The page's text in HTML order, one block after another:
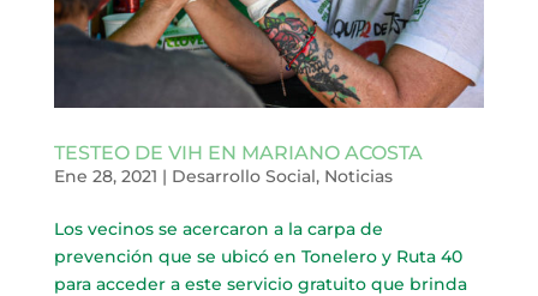
TESTEO DE VIH EN MARIANO ACOSTA
Ene 28, 2021 | Desarrollo Social, Noticias
Los vecinos se acercaron a la carpa de
prevención que se ubicó en Tonelero y Ruta 40
para acceder a este servicio gratuito que brinda